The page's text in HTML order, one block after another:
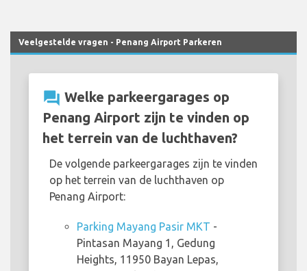
Veelgestelde vragen - Penang Airport Parkeren
question_answer Welke parkeergarages op
Penang Airport zijn te vinden op
het terrein van de luchthaven?
De volgende parkeergarages zijn te vinden
op het terrein van de luchthaven op
Penang Airport:
Parking Mayang Pasir MKT -
Pintasan Mayang 1, Gedung
Heights, 11950 Bayan Lepas,